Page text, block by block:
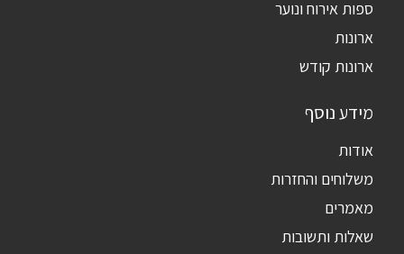
ספות אירוח ונוער
ארונות
ארונות קודש
מידע נוסף
אודות
משלוחים והחזרות
מאמרים
שאלות ותשובות